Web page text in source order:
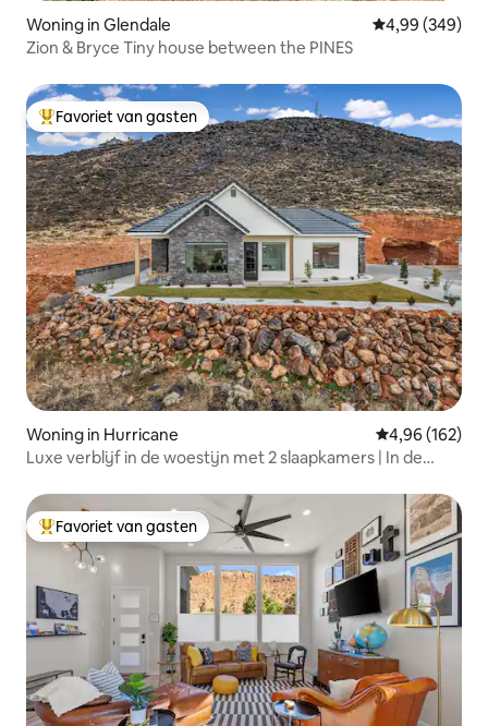
Woning in Glendale Gemiddelde
4,99 (349)
Zion & Bryce Tiny house between the PINES
Topfavoriet van gasten
Favoriet van gasten
Woning in Hurricane Gemiddelde
4,96 (162)
Luxe verblijf in de woestijn met 2 slaapkamers | In de
Topfavoriet van gasten
Favoriet van gasten